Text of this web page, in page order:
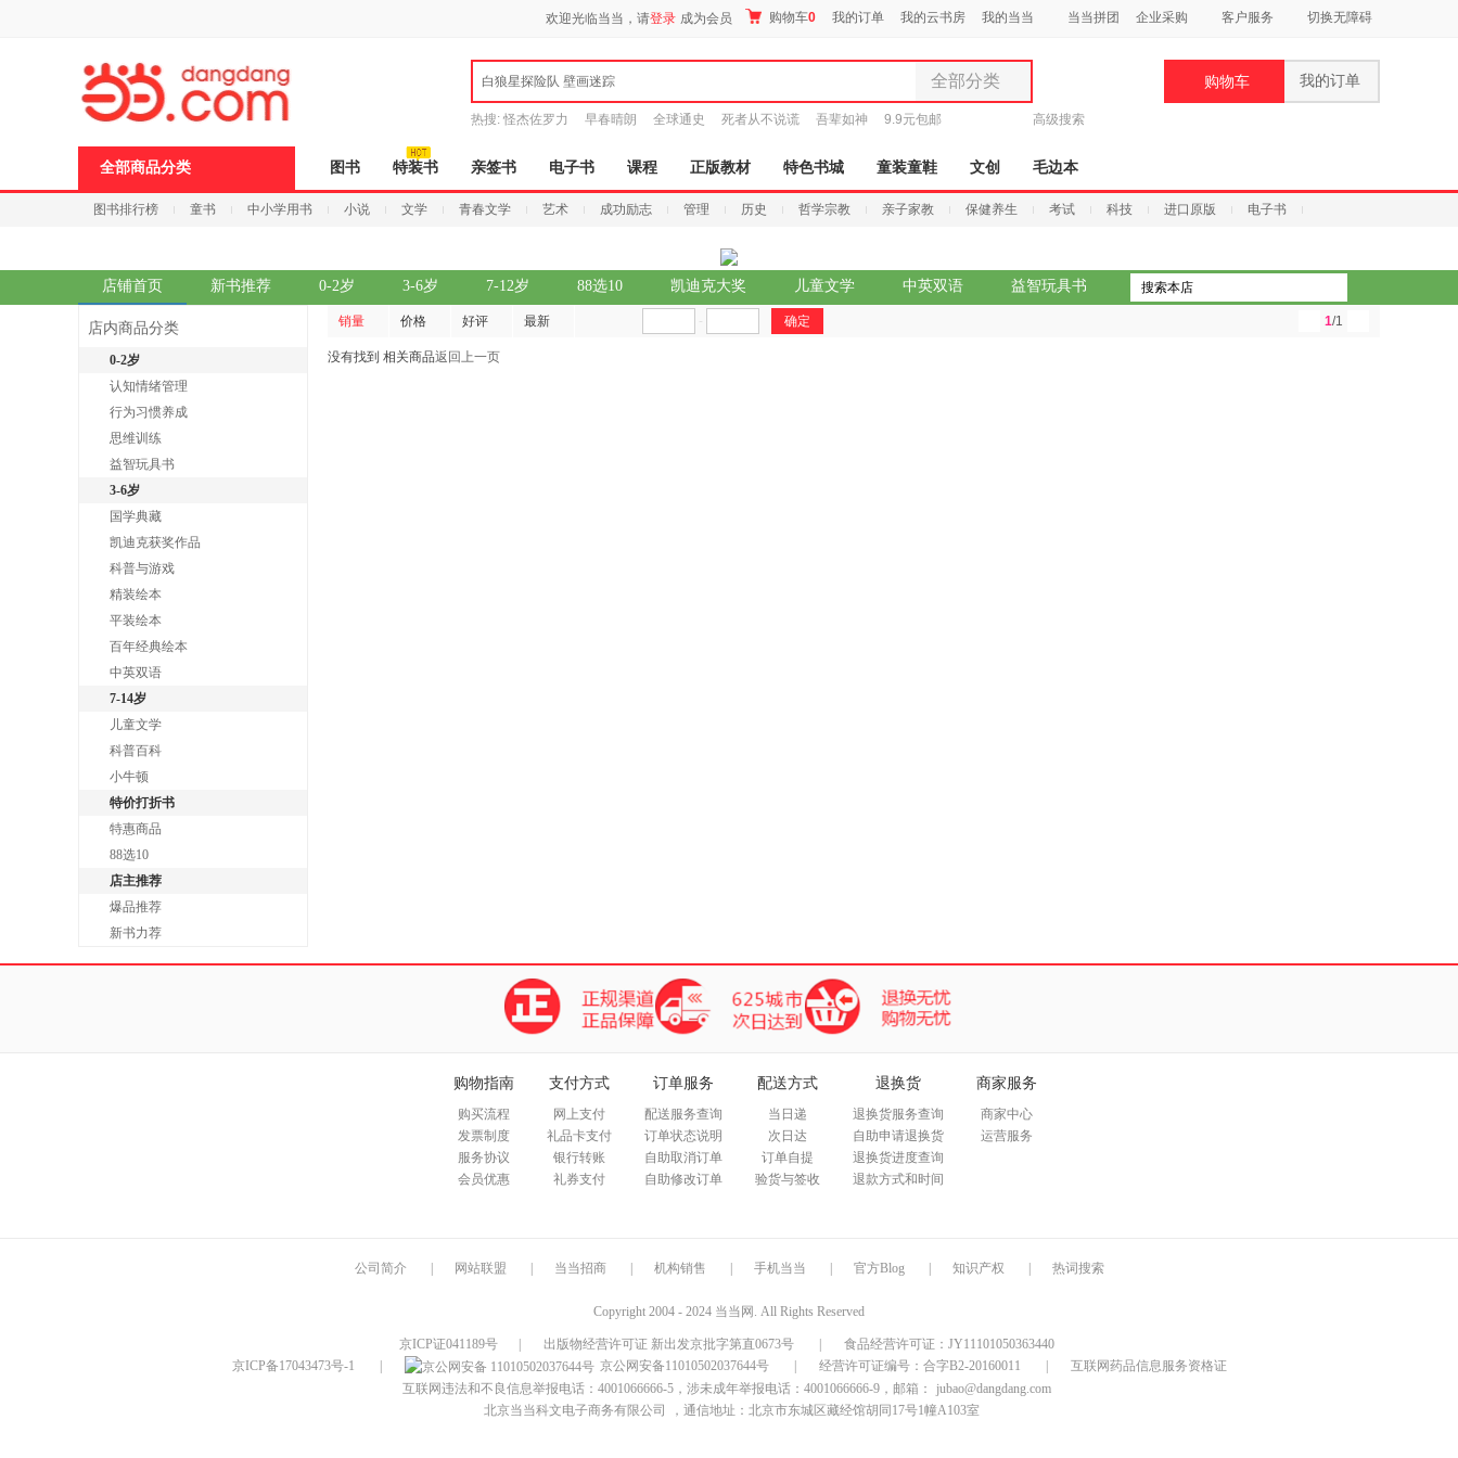
欢迎光临当当，请登录 成为会员 购物车0 我的订单 我的云书房 我的当当 当当拼团 企业采购 客户服务 切换无障碍
白狼星探险队 壁画迷踪 全部分类
全部分类
图书
电子书
音像
时尚美妆
母婴用品
热搜: 怪杰佐罗力 早春晴朗 全球通史 死者从不说谎 吾辈如神 9.9元包邮 高级搜索
购物车 我的订单
全部商品分类 图书 特装书 亲签书 电子书 课程 正版教材 特色书城 童装童鞋 文创 毛边本
图书排行榜 童书 中小学用书 小说 文学 青春文学 艺术 成功励志 管理 历史 哲学宗教 亲子家教 保健养生 考试 科技 进口原版 电子书
店铺首页 新书推荐 0-2岁 3-6岁 7-12岁 88选10 凯迪克大奖 儿童文学 中英双语 益智玩具书
搜索
店内商品分类
0-2岁
认知情绪管理
行为习惯养成
思维训练
益智玩具书
3-6岁
国学典藏
凯迪克获奖作品
科普与游戏
精装绘本
平装绘本
百年经典绘本
中英双语
7-14岁
儿童文学
科普百科
小牛顿
特价打折书
特惠商品
88选10
店主推荐
爆品推荐
新书力荐
销量 价格 好评 最新 1/1
没有找到 相关商品返回上一页
购物指南
购买流程
发票制度
服务协议
会员优惠
支付方式
网上支付
礼品卡支付
银行转账
礼券支付
订单服务
配送服务查询
订单状态说明
自助取消订单
自助修改订单
配送方式
当日递
次日达
订单自提
验货与签收
退换货
退换货服务查询
自助申请退换货
退换货进度查询
退款方式和时间
商家服务
商家中心
运营服务
公司简介 网站联盟 当当招商 机构销售 手机当当 官方Blog 知识产权 热词搜索
Copyright 2004 - 2024 当当网. All Rights Reserved
京ICP证041189号 出版物经营许可证 新出发京批字第直0673号
食品经营许可证：JY11101050363440
京ICP备17043473号-1
京公网安备11010502037644号 经营许可证编号：合字B2-20160011
互联网药品信息服务资格证
互联网违法和不良信息举报电话：4001066666-5，涉未成年举报电话：4001066666-9，邮箱：
jubao@dangdang.com
北京当当科文电子商务有限公司
，通信地址：北京市东城区藏经馆胡同17号1幢A103室
页
浪